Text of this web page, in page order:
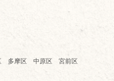
多摩区 中原区 宮前区